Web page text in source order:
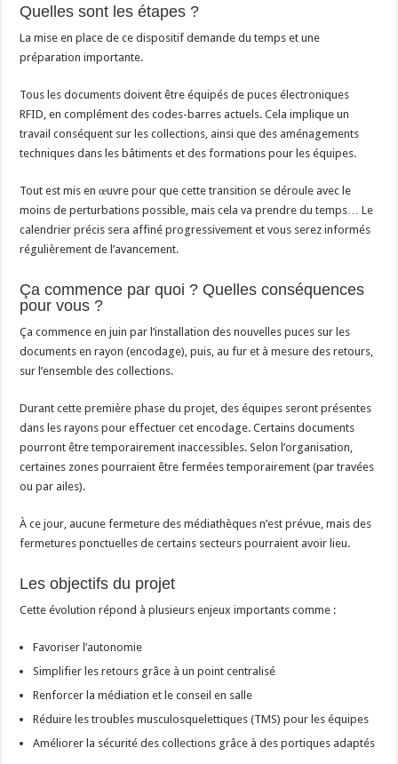
Quelles sont les étapes ?
La mise en place de ce dispositif demande du temps et une
préparation importante.
Tous les documents doivent être équipés de puces électroniques
RFID, en complément des codes-barres actuels. Cela implique un
travail conséquent sur les collections, ainsi que des aménagements
techniques dans les bâtiments et des formations pour les équipes.
Tout est mis en œuvre pour que cette transition se déroule avec le
moins de perturbations possible, mais cela va prendre du temps… Le
calendrier précis sera affiné progressivement et vous serez informés
régulièrement de l’avancement.
Ça commence par quoi ? Quelles conséquences
pour vous ?
Ça commence en juin par l’installation des nouvelles puces sur les
documents en rayon (encodage), puis, au fur et à mesure des retours,
sur l’ensemble des collections.
Durant cette première phase du projet, des équipes seront présentes
dans les rayons pour effectuer cet encodage. Certains documents
pourront être temporairement inaccessibles. Selon l’organisation,
certaines zones pourraient être fermées temporairement (par travées
ou par ailes).
À ce jour, aucune fermeture des médiathèques n’est prévue, mais des
fermetures ponctuelles de certains secteurs pourraient avoir lieu.
Les objectifs du projet
Cette évolution répond à plusieurs enjeux importants comme :
Favoriser l’autonomie
Simplifier les retours grâce à un point centralisé
Renforcer la médiation et le conseil en salle
Réduire les troubles musculosquelettiques (TMS) pour les équipes
Améliorer la sécurité des collections grâce à des portiques adaptés